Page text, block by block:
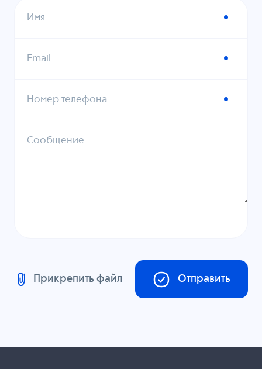
Имя
Email
Номер телефона
Сообщение
Прикрепить файл Отправить